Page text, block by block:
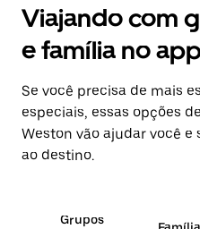
Viajando com
e família no
Se você precisa de mais
especiais, essas opções
Weston vão ajudar você
ao destino.
Grupos